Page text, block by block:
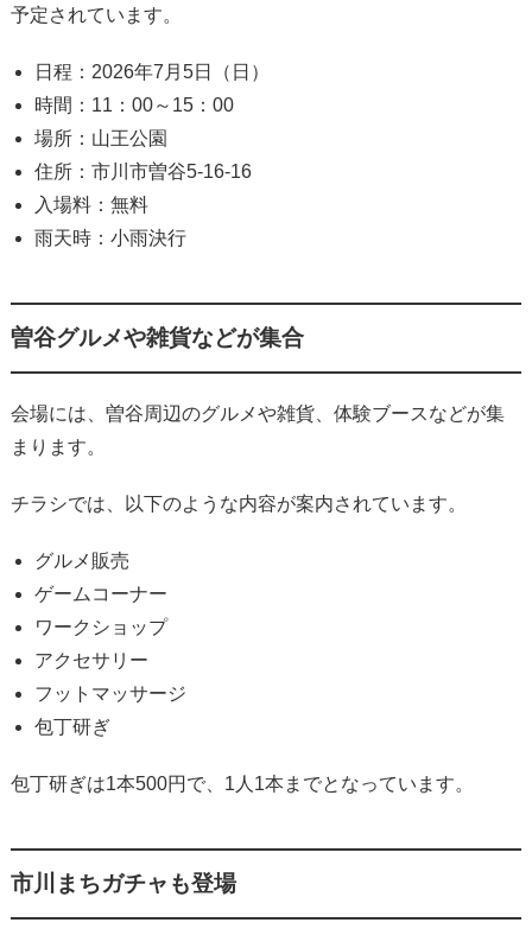
予定されています。
日程：2026年7月5日（日）
時間：11：00～15：00
場所：山王公園
住所：市川市曽谷5-16-16
入場料：無料
雨天時：小雨決行
曽谷グルメや雑貨などが集合
会場には、曽谷周辺のグルメや雑貨、体験ブースなどが集
まります。
チラシでは、以下のような内容が案内されています。
グルメ販売
ゲームコーナー
ワークショップ
アクセサリー
フットマッサージ
包丁研ぎ
包丁研ぎは1本500円で、1人1本までとなっています。
市川まちガチャも登場